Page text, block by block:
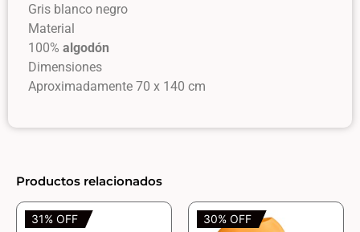
Gris blanco negro
Material
100% algodón
Dimensiones
Aproximadamente 70 x 140 cm
Productos relacionados
31% OFF 30% OFF